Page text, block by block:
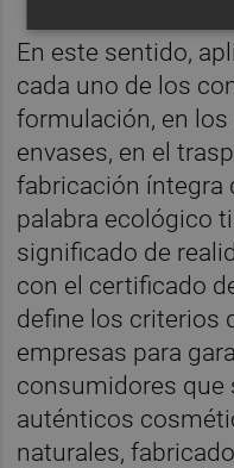
En este sentido,
cada uno de los
formulación, en
envases, en el
fabricación íntegra
palabra ecológico
significado de
con el certificado
define los criterios
empresas para
consumidores que
auténticos
naturales,